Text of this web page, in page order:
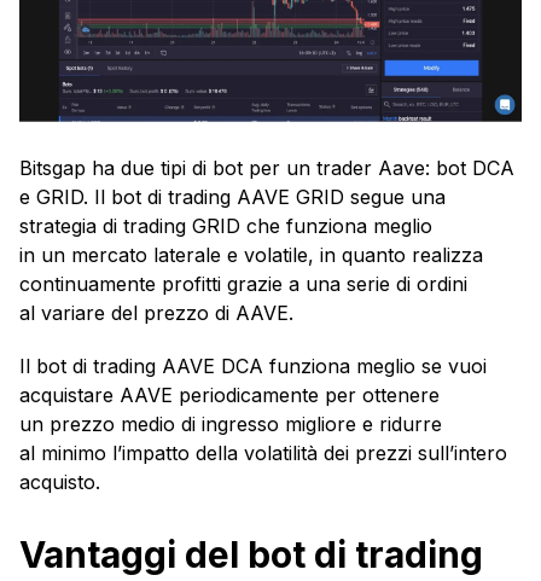
Bitsgap ha due tipi di bot per un trader Aave: bot DCA
e GRID. Il bot di trading AAVE GRID segue una
strategia di trading GRID che funziona meglio
in un mercato laterale e volatile, in quanto realizza
continuamente profitti grazie a una serie di ordini
al variare del prezzo di AAVE.
Il bot di trading AAVE DCA funziona meglio se vuoi
acquistare AAVE periodicamente per ottenere
un prezzo medio di ingresso migliore e ridurre
al minimo l’impatto della volatilità dei prezzi sull’intero
acquisto.
Vantaggi del bot di trading